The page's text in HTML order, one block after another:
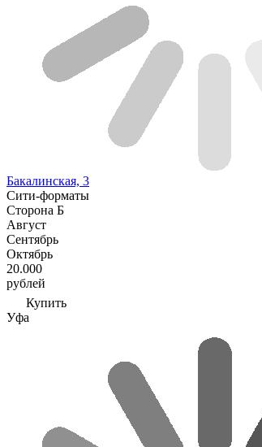
Бакалинская, 3
Сити-форматы
Сторона Б
Август
Сентябрь
Октябрь
20.000
рублей
Купить
Уфа